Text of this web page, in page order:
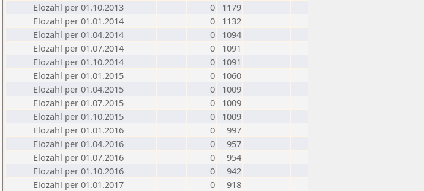
Elozahl per 01.10.2013
0
1179
Elozahl per 01.01.2014
0
1132
Elozahl per 01.04.2014
0
1094
Elozahl per 01.07.2014
0
1091
Elozahl per 01.10.2014
0
1091
Elozahl per 01.01.2015
0
1060
Elozahl per 01.04.2015
0
1009
Elozahl per 01.07.2015
0
1009
Elozahl per 01.10.2015
0
1009
Elozahl per 01.01.2016
0
997
Elozahl per 01.04.2016
0
957
Elozahl per 01.07.2016
0
954
Elozahl per 01.10.2016
0
942
Elozahl per 01.01.2017
0
918